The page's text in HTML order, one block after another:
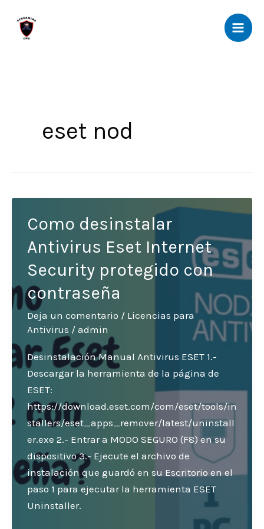
contenido
eset nod
Como desinstalar
Antivirus Eset Internet
Security protegido con
contraseña
Deja un comentario / Licencias para
Antivirus / admin
Desinstalación Manual Antivirus ESET 1.-
Descargar la herramienta de la página de
ESET:
https://download.eset.com/com/eset/tools/in
stallers/eset_apps_remover/latest/uninstall
er.exe 2.- Entrar a MODO SEGURO (F8) en su
dispositivo 3.- Ejecute el archivo de
instalación que guardó en su Escritorio en el
paso 1 para ejecutar la herramienta ESET
Uninstaller.